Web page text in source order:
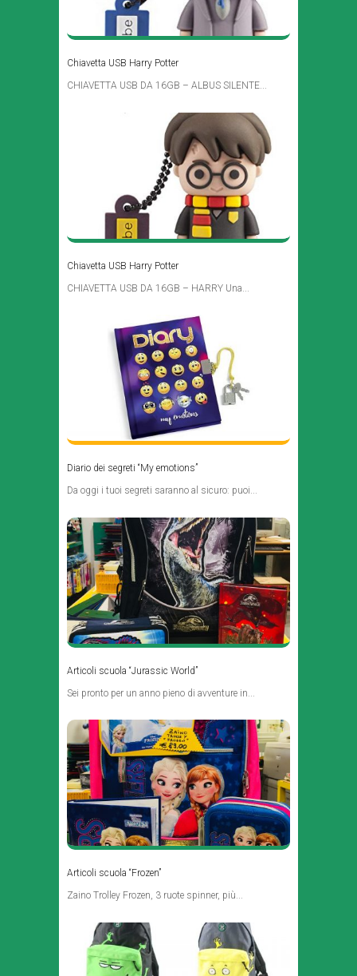
Chiavetta USB Harry Potter
CHIAVETTA USB DA 16GB – ALBUS SILENTE...
Chiavetta USB Harry Potter
CHIAVETTA USB DA 16GB – HARRY Una...
Diario dei segreti “My emotions”
Da oggi i tuoi segreti saranno al sicuro: puoi...
Articoli scuola “Jurassic World”
Sei pronto per un anno pieno di avventure in...
Articoli scuola “Frozen”
Zaino Trolley Frozen, 3 ruote spinner, più...